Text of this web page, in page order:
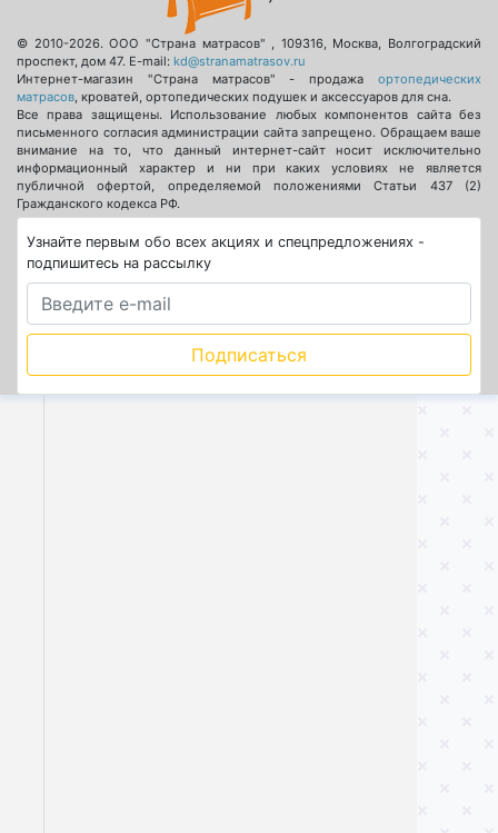
© 2010-2026.ООО "Страна матрасов" 109316, Москва
Волгоградский
проспект, дом 47. E-mail: kd@stranamatrasov.ru
Интернет-магазин "Страна матрасов" - продажа ортопедических
матрасов , кроватей, ортопедических подушек и аксессуаров для сна.
Все права защищены. Использование любых компонентов сайта без
письменного согласия администрации сайта запрещено. Обращаем ваше
внимание на то, что данный интернет-сайт носит исключительно
информационный характер и ни при каких условиях не является
публичной офертой, определяемой положениями Статьи 437 (2)
Гражданского кодекса РФ.
Узнайте первым обо всех акциях и спецпредложениях -
подпишитесь на рассылку